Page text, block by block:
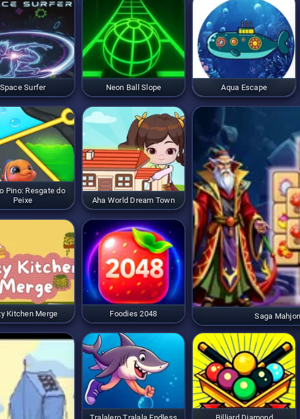
Space Surfer Neon Ball Slope Aqua Escape
Pino: Resgate do
Peixe
Aha World Dream Town
Saga
Kitchen Merge Foodies 2048